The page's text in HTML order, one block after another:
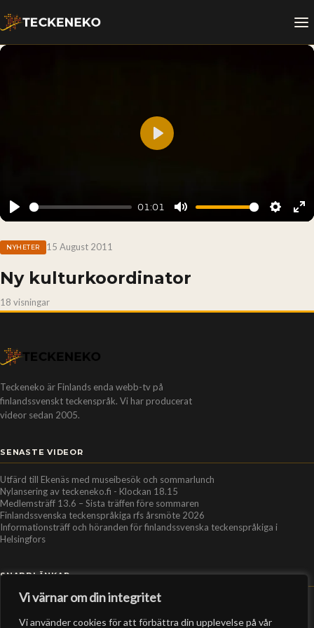
Vi värnar om din integritet
Vi använder cookies för att förbättra din upplevelse på vår
Play
01:01
Mute
Play
NYHETER 15 August 2011
Ny kulturkoordinator
18 visningar
Teckeneko är Finlands enda webb-tv på
finlandssvenskt teckenspråk. Vi har producerat
videor sedan 2005.
SENASTE VIDEOR
Utfärd till Ekenäs med museibesök och sommarlunch
Nylansering av teckeneko.fi - Klockan 18.15
Medlemsträff 13.6 – Sista träffen före sommaren
Finlandssvenska teckenspråkiga rfs årsmöte 2026
Informationsträff och höranden för finlandssvenska teckenspråkiga i
Helsingfors
SNABBLÄNKAR
Personer